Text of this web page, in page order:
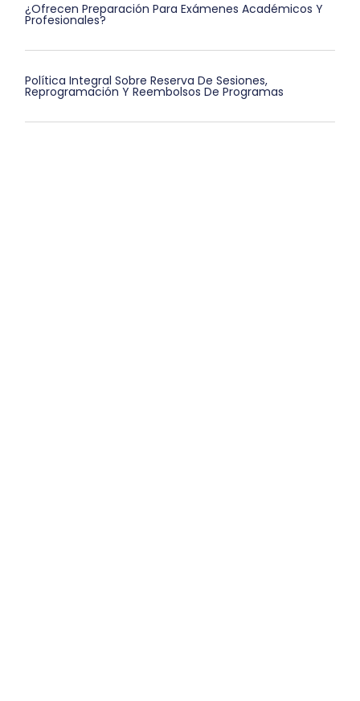
¿Ofrecen Preparación Para Exámenes Académicos Y
Profesionales?
Política Integral Sobre Reserva De Sesiones,
Reprogramación Y Reembolsos De Programas